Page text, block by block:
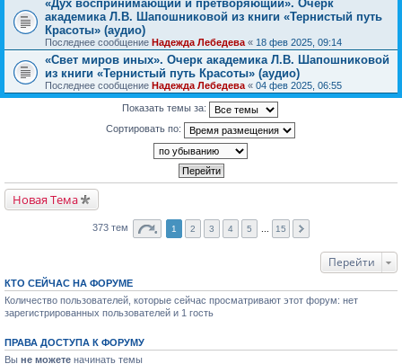
«Дух воспринимающий и претворяющий». Очерк
академика Л.В. Шапошниковой из книги «Тернистый путь
Красоты» (аудио)
Последнее сообщение Надежда Лебедева « 18 фев 2025, 09:14
«Свет миров иных». Очерк академика Л.В. Шапошниковой
из книги «Тернистый путь Красоты» (аудио)
Последнее сообщение Надежда Лебедева « 04 фев 2025, 06:55
Показать темы за:
Сортировать по:
Новая Тема
373 тем 1 2 3 4 5 15
Перейти
КТО СЕЙЧАС НА ФОРУМЕ
Количество пользователей, которые сейчас просматривают этот форум: нет
зарегистрированных пользователей и 1 гость
ПРАВА ДОСТУПА К ФОРУМУ
Вы не можете начинать темы